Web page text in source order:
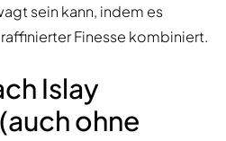
sein kann, indem es
Finesse kombiniert.
Islay
ohne